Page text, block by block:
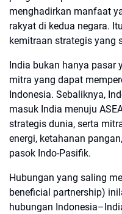
menghadirkan manfaat
rakyat di kedua negara.
kemitraan strategis yang
India bukan hanya pasar
mitra yang dapat
Indonesia. Sebaliknya,
masuk India menuju
strategis dunia, serta
energi, ketahanan
pasok Indo-Pasifik.
Hubungan yang saling
beneficial partnership)
hubungan